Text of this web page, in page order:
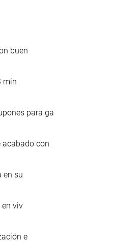
buen
min
para ga
acabado con
en su
viv
e